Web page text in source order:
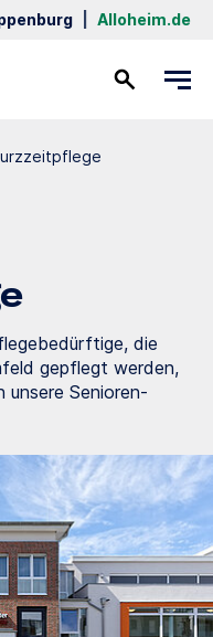
Alloheim.de
die
gepflegt werden,
unsere Senioren-